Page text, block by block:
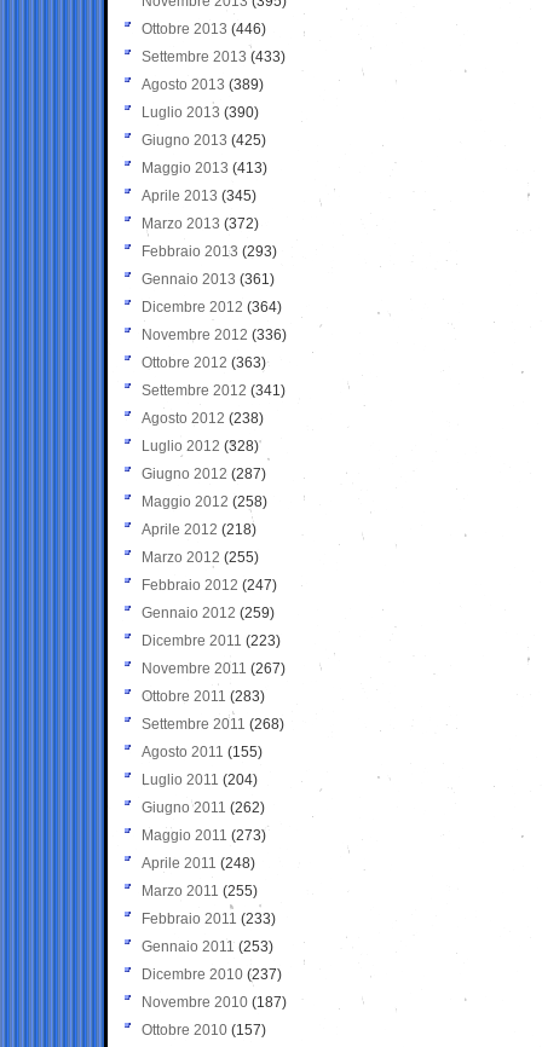
Ottobre 2013 (446)
Settembre 2013 (433)
Agosto 2013 (389)
Luglio 2013 (390)
Giugno 2013 (425)
Maggio 2013 (413)
Aprile 2013 (345)
Marzo 2013 (372)
Febbraio 2013 (293)
Gennaio 2013 (361)
Dicembre 2012 (364)
Novembre 2012 (336)
Ottobre 2012 (363)
Settembre 2012 (341)
Agosto 2012 (238)
Luglio 2012 (328)
Giugno 2012 (287)
Maggio 2012 (258)
Aprile 2012 (218)
Marzo 2012 (255)
Febbraio 2012 (247)
Gennaio 2012 (259)
Dicembre 2011 (223)
Novembre 2011 (267)
Ottobre 2011 (283)
Settembre 2011 (268)
Agosto 2011 (155)
Luglio 2011 (204)
Giugno 2011 (262)
Maggio 2011 (273)
Aprile 2011 (248)
Marzo 2011 (255)
Febbraio 2011 (233)
Gennaio 2011 (253)
Dicembre 2010 (237)
Novembre 2010 (187)
Ottobre 2010 (157)